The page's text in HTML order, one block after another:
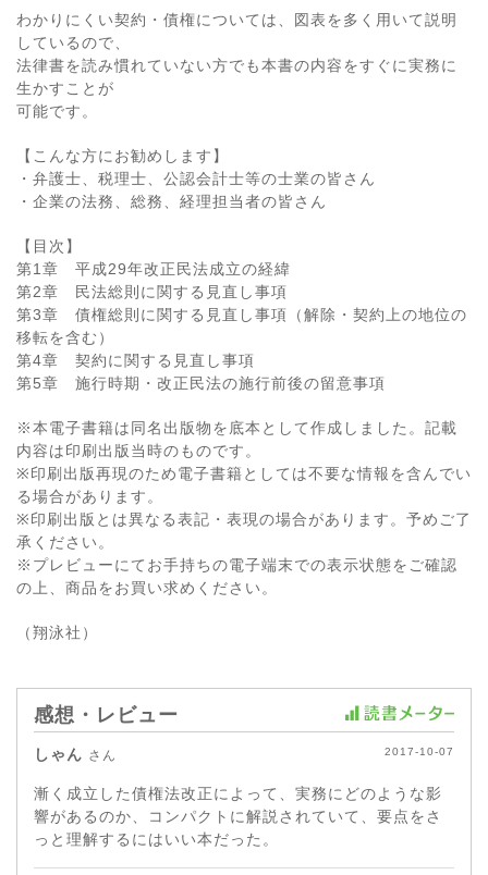
わかりにくい契約・債権については、図表を多く用いて説明
しているので、
法律書を読み慣れていない方でも本書の内容をすぐに実務に
生かすことが
可能です。
【こんな方にお勧めします】
・弁護士、税理士、公認会計士等の士業の皆さん
・企業の法務、総務、経理担当者の皆さん
【目次】
第1章 平成29年改正民法成立の経緯
第2章 民法総則に関する見直し事項
第3章 債権総則に関する見直し事項（解除・契約上の地位の
移転を含む）
第4章 契約に関する見直し事項
第5章 施行時期・改正民法の施行前後の留意事項
※本電子書籍は同名出版物を底本として作成しました。記載
内容は印刷出版当時のものです。
※印刷出版再現のため電子書籍としては不要な情報を含んでい
る場合があります。
※印刷出版とは異なる表記・表現の場合があります。予めご了
承ください。
※プレビューにてお手持ちの電子端末での表示状態をご確認
の上、商品をお買い求めください。
（翔泳社）
感想・レビュー
しゃん さん 2017-10-07
漸く成立した債権法改正によって、実務にどのような影
響があるのか、コンパクトに解説されていて、要点をさ
っと理解するにはいい本だった。